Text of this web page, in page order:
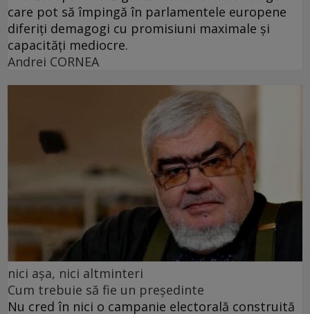
care pot să împingă în parlamentele europene
diferiți demagogi cu promisiuni maximale și
capacități mediocre.
Andrei CORNEA
nici așa, nici altminteri
Cum trebuie să fie un președinte
Nu cred în nici o campanie electorală construită